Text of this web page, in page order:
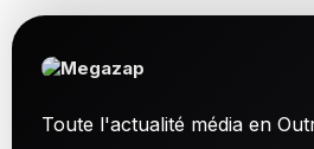
Toute l'actualité média en